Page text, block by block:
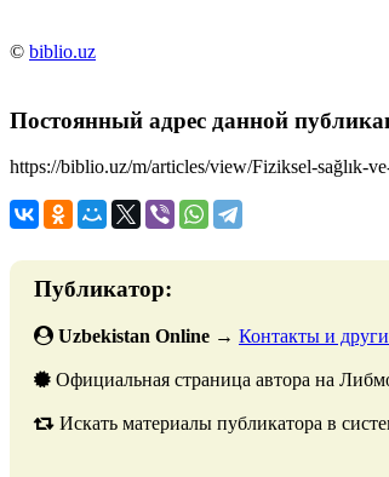
© biblio.uz
Постоянный адрес данной
https://biblio.uz/m/articles/view/Fiziksel-sağlık-
Публикатор:
Uzbekistan Online → Контакты и
Официальная страница автора на
Искать материалы публикатора в